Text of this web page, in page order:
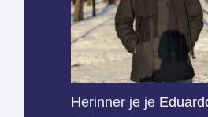
Herinner je je